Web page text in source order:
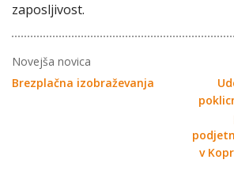
zaposljivost.
Novejša novica
Brezplačna izobraževanja
v